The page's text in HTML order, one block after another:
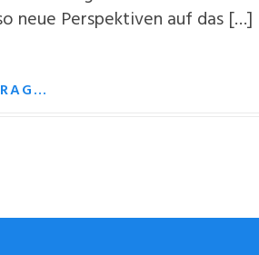
neue Perspektiven auf das […]